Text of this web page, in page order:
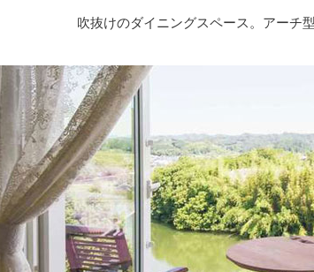
吹抜けのダイニングスペース。アーチ